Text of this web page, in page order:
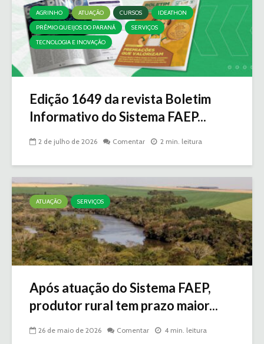
AGRINHO ATUAÇÃO CURSOS
IDEATHON
PRÊMIO QUEIJOS DO PARANÁ
SERVIÇOS
TECNOLOGIA E INOVAÇÃO
Edição 1649 da revista Boletim
Informativo do Sistema FAEP...
2 de julho de 2026 Comentar 2 min. leitura
ATUAÇÃO SERVIÇOS
Após atuação do Sistema FAEP,
produtor rural tem prazo maior...
26 de maio de 2026 Comentar 4 min. leitura